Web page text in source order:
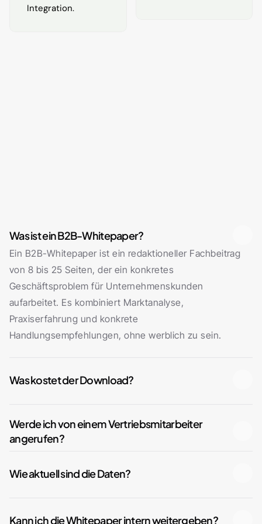
Integration.
Was ist ein B2B-Whitepaper?
Ein B2B-Whitepaper ist ein redaktioneller Fachbeitrag
von 8 bis 25 Seiten, der ein konkretes
Geschäftsproblem für Unternehmenskunden
aufarbeitet. Es kombiniert Marktanalyse,
Praxiserfahrung und konkrete
Handlungsempfehlungen, ohne werblich zu sein.
Was kostet der Download?
Werde ich von einem Vertriebsmitarbeiter
angerufen?
Wie aktuell sind die Daten?
Kann ich die Whitepaper intern weitergeben?